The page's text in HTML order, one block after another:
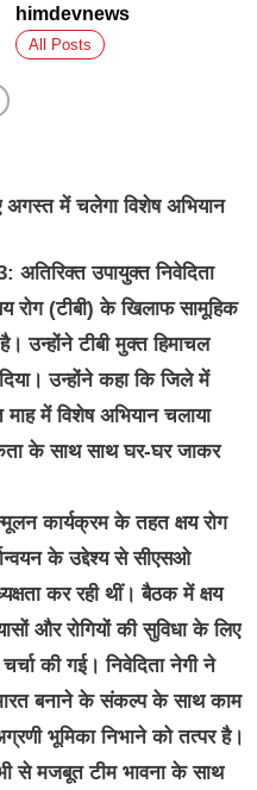
himdevnews
All Posts
अगस्त में चलेगा विशेष अभियान
उपायुक्त निवेदिता
रोग (टीबी) के खिलाफ सामूहिक
उन्होंने टीबी मुक्त हिमाचल
उन्होंने कहा कि जिले में
माह में विशेष अभियान चलाया
के साथ साथ घर-घर जाकर
कार्यक्रम के तहत क्षय रोग
के उद्देश्य से सीएसओ
कर रही थीं। बैठक में क्षय
और रोगियों की सुविधा के लिए
की गई। निवेदिता नेगी ने
बनाने के संकल्प के साथ काम
भूमिका निभाने को तत्पर है।
से मजबूत टीम भावना के साथ